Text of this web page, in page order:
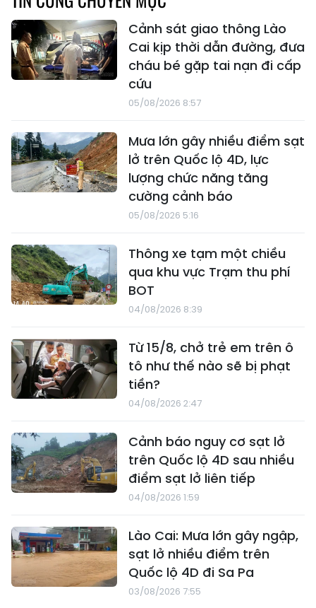
Cảnh sát giao thông Lào
Cai kịp thời dẫn đường, đưa
cháu bé gặp tai nạn đi cấp
cứu
05/08/2026 8:57
Mưa lớn gây nhiều điểm sạt
lở trên Quốc lộ 4D, lực
lượng chức năng tăng
cường cảnh báo
05/08/2026 5:16
Thông xe tạm một chiều
qua khu vực Trạm thu phí
BOT
04/08/2026 8:39
Từ 15/8, chở trẻ em trên ô
tô như thế nào sẽ bị phạt
tiền?
04/08/2026 2:47
Cảnh báo nguy cơ sạt lở
trên Quốc lộ 4D sau nhiều
điểm sạt lở liên tiếp
04/08/2026 1:59
Lào Cai: Mưa lớn gây ngập,
sạt lở nhiều điểm trên
Quốc lộ 4D đi Sa Pa
03/08/2026 7:55